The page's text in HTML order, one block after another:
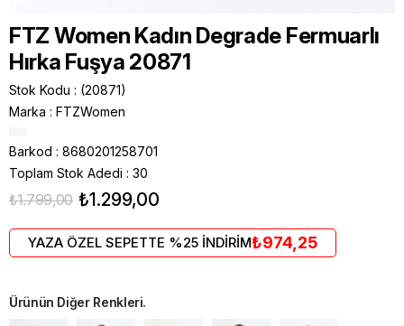
FTZ Women Kadın Degrade Fermuarlı
Hırka Fuşya 20871
Stok Kodu
(20871)
Marka : FTZWomen
Barkod : 8680201258701
Toplam Stok Adedi : 30
₺1.799,00 ₺1.299,00
YAZA ÖZEL SEPETTE %25 İNDİRİM₺974,25
Ürünün Diğer Renkleri.